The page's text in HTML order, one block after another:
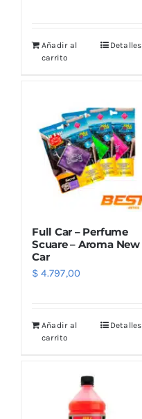
Añadir al
carrito
Detalles
Full Car – Perfume
Scuare – Aroma New
Car
$ 4.797,00
Añadir al
carrito
Detalles